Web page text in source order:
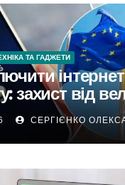
ТА ГАДЖЕТИ
захист від
СЕРГІЄНКО